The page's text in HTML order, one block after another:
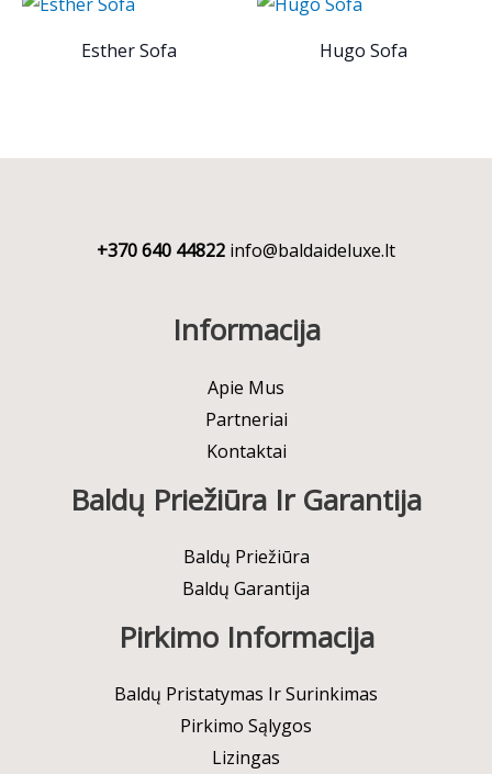
Esther Sofa Hugo Sofa
+370 640 44822 info@baldaideluxe.lt
Informacija
Apie Mus
Partneriai
Kontaktai
Baldų Priežiūra Ir Garantija
Baldų Priežiūra
Baldų Garantija
Pirkimo Informacija
Baldų Pristatymas Ir Surinkimas
Pirkimo Sąlygos
Lizingas